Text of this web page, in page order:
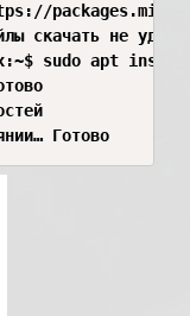
скачать не
sudo apt